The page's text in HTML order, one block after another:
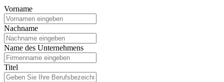
Vorname
Nachname
Name des Unternehmens
Titel